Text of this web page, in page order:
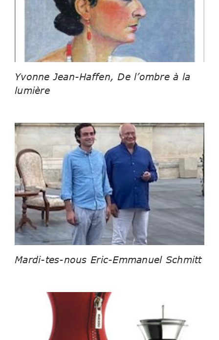
Yvonne Jean-Haffen, De l’ombre à la
lumière
Mardi-tes-nous Eric-Emmanuel Schmitt